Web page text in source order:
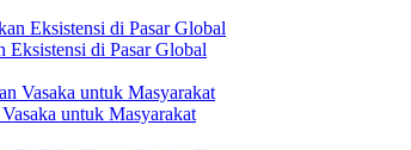
di Pasar Global
untuk Masyarakat